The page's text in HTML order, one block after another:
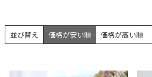
並び替え 価格が安い順 価格が高い順